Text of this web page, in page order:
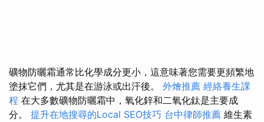
礦物防曬霜通常比化學成分更小，這意味著您需要更頻繁地
塗抹它們，尤其是在游泳或出汗後。 外燴推薦 經絡養生課
程 在大多數礦物防曬霜中，氧化鋅和二氧化鈦是主要成
分。 提升在地搜尋的Local SEO技巧 台中律師推薦 維生素